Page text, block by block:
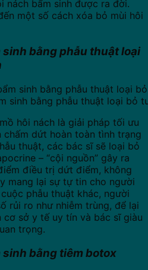
nách bẩm sinh được ra đời.
một số cách xóa bỏ mùi hôi
bằng phẫu thuật loại
sinh bằng phẫu thuật loại bỏ
hôi nách là giải pháp tối ưu
chấm dứt hoàn toàn tình trạng
thuật, các bác sĩ sẽ loại bỏ
– “cội nguồn” gây ra
điều trị dứt điểm, không
mang lại sự tự tin cho người
phẫu thuật khác, người
rủi ro như nhiễm trùng, để lại
cơ sở y tế uy tín và bác sĩ giàu
trọng.
bằng tiêm botox